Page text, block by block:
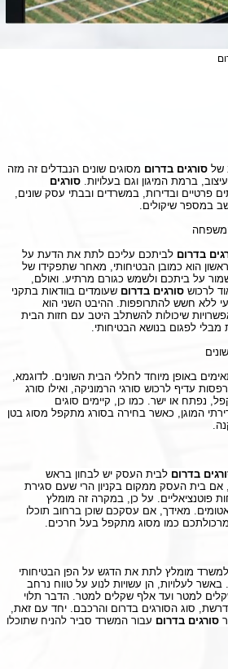
של סורגים בדרום מסוגים שונים הנבדלים זה מזה
ברמת המיגון וגם בעלויות. סורגים
פרטיים ובדירות, במשרדים ובבתי עסק שונים,
במספר שיקולים.
בדרום לביתכם עליכם לתת את הדעת על
הוא כמובן הבטיחותי, מאחר שתפקידו של
על ביתכם ולשמש כגורם מרתיע. ואולם,
לרכוש סורגים בדרום שעומדים בוודאות בתקני
ללא חשש להתרופפות. ההיבט השני הוא
שיכולות להשתלב היטב עם חזות הבית
מבלי לפגום בנושא הבטיחותי.
באופן מיוחד לחללי הבית השונים. לדוגמא,
עדיף לרכוש סורגי הרמוניקה, ואילו סורג
נפתח או ישר. כמו כן, קיימים סוגים
המוגן, כאשר בחירה בסורג מתקפל מסוג בטן
בדרום לבית העסק יש לבחון בראש
אם בית העסק ממקום בקניון הרי שעם סגירת
פוטנציאליים. על כן, במקרה זה מומלץ
מאידך, אם עסקכם שוכן ברחוב תוכלו
כמו מסוג מתקפל בעל חרכים.
למשרד מומלץ לתת את הדגש על הפן הבטיחותי
באשר לעלויות, הן עשויות לנוע על טווח נרחב
למטר ועד אלף שקלים למטר. הדבר תלוי
סוג הסורגים בדרום והרכבם. יחד עם זאת,
סורגים בדרום עבור המשרד סביר להניח שתוכלו